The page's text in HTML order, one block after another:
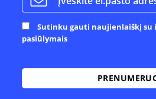
Sutinku gauti naujienlaiškį su
pasiūlymais